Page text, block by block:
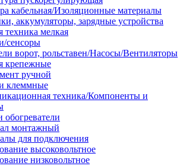
кабельная/Изоляционные материалы
аккумуляторы, зарядные устройства
техника мелкая
сенсоры
ворот, рольставен/Насосы/Вентиляторы
крепежные
ручной
клеммные
техника/Компоненты и
обогреватели
монтажный
для подключения
высоковольтное
низковольтное